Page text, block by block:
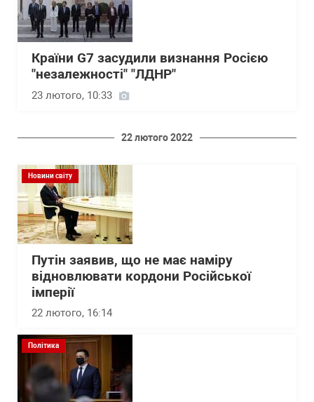
Країни G7 засудили визнання Росією
"незалежності" "ЛДНР"
23 лютого, 10:33
22 лютого 2022
Новини світу
Путін заявив, що не має наміру
відновлювати кордони Російської
імперії
22 лютого, 16:14
Політика